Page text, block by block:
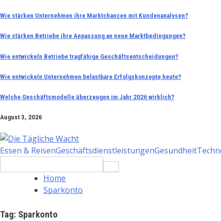
Skip
content
Wie stärken Unternehmen ihre Marktchancen mit Kundenanalysen?
Wie stärken Betriebe ihre Anpassung an neue Marktbedingungen?
Wie entwickeln Betriebe tragfähige Geschäftsentscheidungen?
Wie entwickeln Unternehmen belastbare Erfolgskonzepte heute?
Welche Geschäftsmodelle überzeugen im Jahr 2026 wirklich?
August 3, 2026
Essen & ReisenGeschäftsdienstleistungenGesundheit
for:
Home
Sparkonto
Tag: Sparkonto